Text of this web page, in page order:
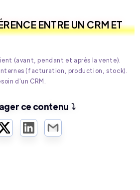
ENTRE UN CRM ET
(avant, pendant et après la vente).
internes (facturation, production, stock).
d'un CRM.
ce contenu ⤵️
TwitterLinkedInEmail